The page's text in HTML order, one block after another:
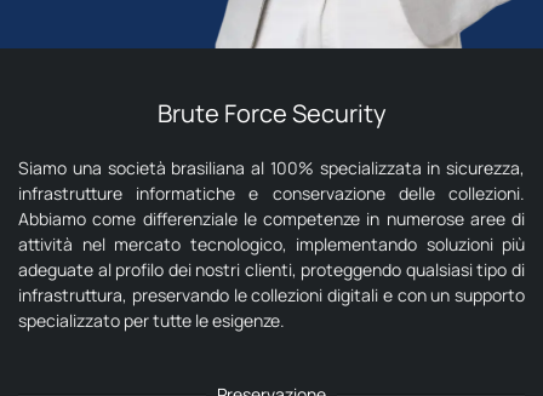
Brute Force Security
Siamo una società brasiliana al 100% specializzata in sicurezza,
infrastrutture informatiche e conservazione delle collezioni.
Abbiamo come differenziale le competenze in numerose aree di
attività nel mercato tecnologico, implementando soluzioni più
adeguate al profilo dei nostri clienti, proteggendo qualsiasi tipo di
infrastruttura, preservando le collezioni digitali e con un supporto
specializzato per tutte le esigenze.